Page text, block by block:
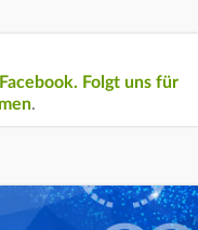
Folgt uns für
.